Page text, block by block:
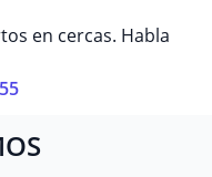
en cercas. Habla